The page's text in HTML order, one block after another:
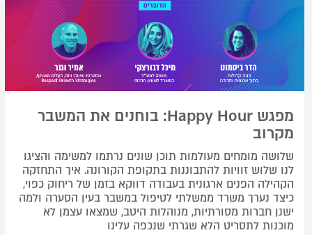
מפגש Happy Hour: בוחנים את המשבר
מקרוב
שלושה מומחים מעולמות תוכן שונים נרתמו למשימה והציגו
לנו שלוש זוויות להתבוננות בתקופת הקורונה. איך התחזקה
הקהילה הפנים ארגונית בעבודה דווקא בזמן של ריחוק כפוי,
כיצד נערך משרד ממשלתי לטיפול במשבר בעין הסערה ולמה
ישנן חברות מסורתיות, מנוהלות היטב, שמצאו עצמן לא
מוכנות לתסריט הלא שגרתי שנכפה עלינו